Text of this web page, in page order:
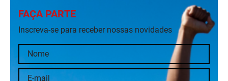
FAÇA PARTE
Inscreva-se para receber nossas novidades